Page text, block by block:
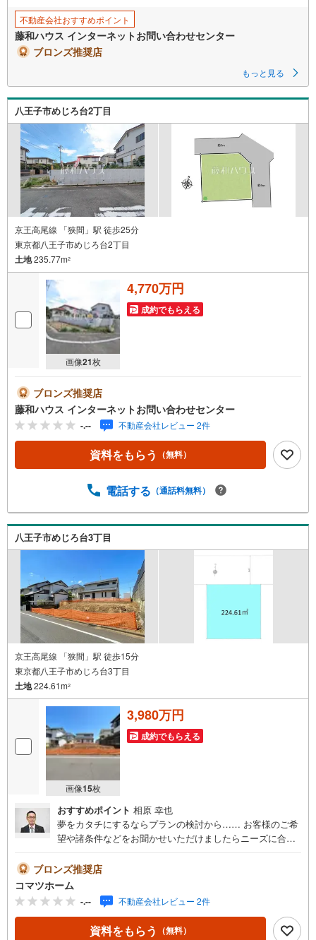
不動産会社おすすめポイント
藤和ハウス インターネットお問い合わせセンター
ブロンズ推奨店
もっと見る
八王子市めじろ台2丁目
京王高尾線 「狭間」駅 徒歩25分
東京都八王子市めじろ台2丁目
土地235.77m2
画像21枚
4,770万円
成約でもらえる
ブロンズ推奨店
藤和ハウス インターネットお問い合わせセンター
-.-- 不動産会社レビュー 2件
資料をもらう （無料）
電話する （通話料無料）
八王子市めじろ台3丁目
京王高尾線 「狭間」駅 徒歩15分
東京都八王子市めじろ台3丁目
土地224.61m2
画像15枚
3,980万円
成約でもらえる
おすすめポイント 相原 幸也
夢をカタチにするならプランの検討から…… お客様のご希
望や諸条件などをお聞かせいただけましたらニーズに合っ
能です。お気軽にお問い合わせくださいませ。
ブロンズ推奨店
コマツホーム
-.-- 不動産会社レビュー 2件
資料をもらう （無料）